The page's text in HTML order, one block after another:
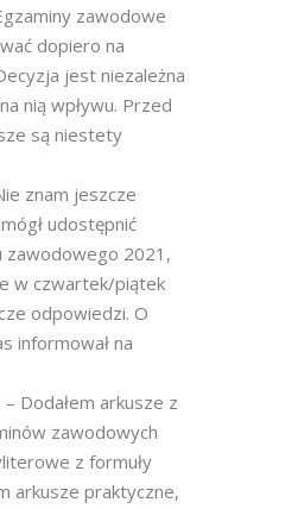
zawodowe
dopiero na
jest niezależna
nią wpływu. Przed
są niestety
znam jeszcze
udostępnić
zawodowego 2021,
w czwartek/piątek
odpowiedzi. O
informował na
Dodałem arkusze z
zawodowych
z formuły
arkusze praktyczne,